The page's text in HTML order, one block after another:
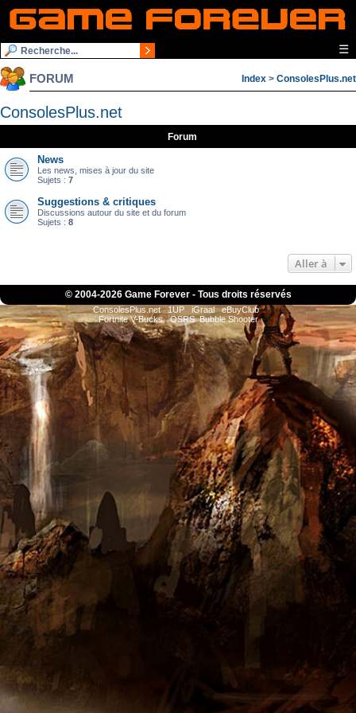
☰
FORUM Index > ConsolesPlus.net
ConsolesPlus.net
Forum
News
Les news, mises à jour du site
Sujets : 7
Suggestions & critiques
Discussions autour du site et du forum
Sujets : 8
Aller à
© 2004-2026 Game Forever - Tous droits réservés
ConsolesPlus.net 1UP iGraal
eBuyClub
Fortnite V-Bucks
OSRS Bubble Shooter